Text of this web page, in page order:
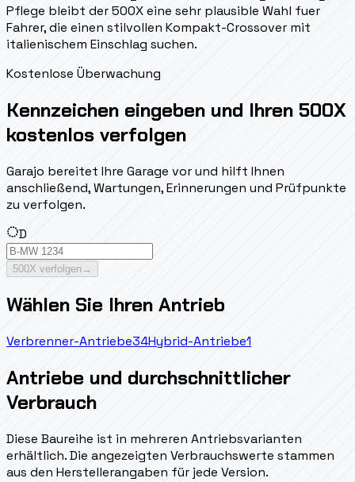
Pflege bleibt der 500X eine sehr plausible Wahl fuer
Fahrer, die einen stilvollen Kompakt-Crossover mit
italienischem Einschlag suchen.
Kostenlose Überwachung
Kennzeichen eingeben und Ihren 500X
kostenlos verfolgen
Garajo bereitet Ihre Garage vor und hilft Ihnen
anschließend, Wartungen, Erinnerungen und Prüfpunkte
zu verfolgen.
D
500X verfolgen →
Wählen Sie Ihren Antrieb
Verbrenner-Antriebe34Hybrid-Antriebe1
Antriebe und durchschnittlicher
Verbrauch
Diese Baureihe ist in mehreren Antriebsvarianten
erhältlich. Die angezeigten Verbrauchswerte stammen
aus den Herstellerangaben für jede Version.